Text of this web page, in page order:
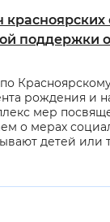
поддержки
рождения и
мер
о мерах
детей или